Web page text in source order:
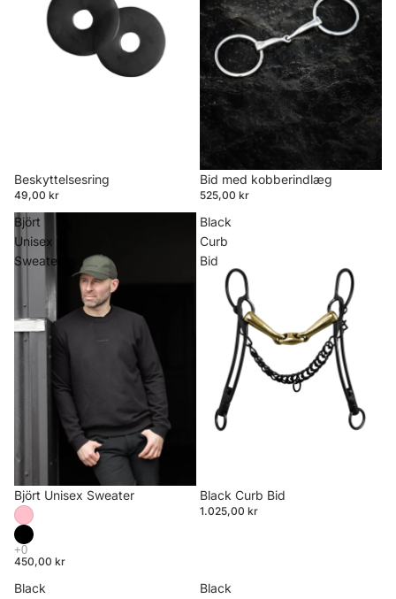
Beskyttelsesring
49,00 kr
Bid med kobberindlæg
525,00 kr
Björt
Unisex
Sweater
Björt Unisex Sweater
450,00 kr
Black
Curb
Bid
Black Curb Bid
1.025,00 kr
Black
Black